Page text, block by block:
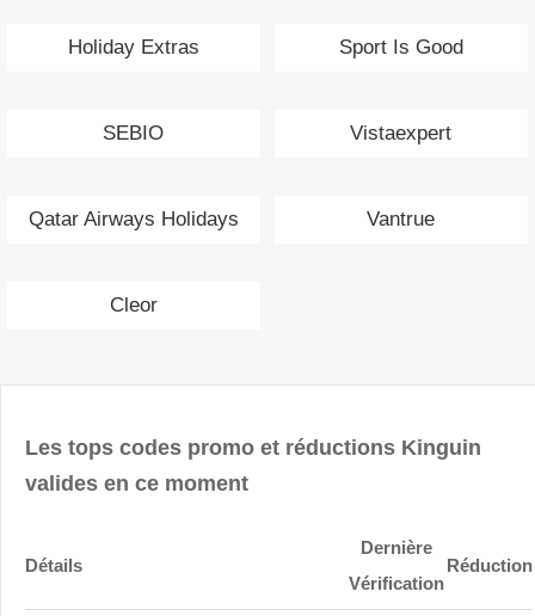
Holiday Extras Sport Is Good
SEBIO Vistaexpert
Qatar Airways Holidays Vantrue
Cleor
Les tops codes promo et réductions Kinguin
valides en ce moment
Détails
Dernière
Vérification
Réduction